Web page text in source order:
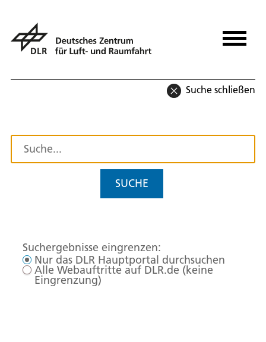
Suche schließen
SUCHE
Suchergebnisse eingrenzen:
Nur das DLR Hauptportal durchsuchen
Alle Webauftritte auf DLR.de (keine
Eingrenzung)